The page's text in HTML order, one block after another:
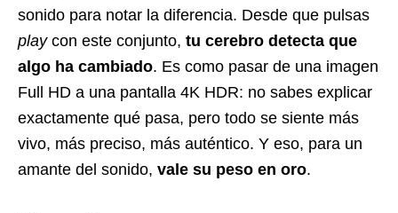
sonido para notar la diferencia. Desde que pulsas
playcon este conjunto, tu cerebro detecta que
algo ha cambiado. Es como pasar de una imagen
Full HD a una pantalla 4K HDR: no sabes explicar
exactamente qué pasa, pero todo se siente más
vivo, más preciso, más auténtico. Y eso, para un
amante del sonido, vale su peso en oro.